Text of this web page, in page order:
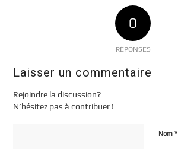
0
RÉPONSES
Laisser un commentaire
Rejoindre la discussion?
N’hésitez pas à contribuer !
Nom*